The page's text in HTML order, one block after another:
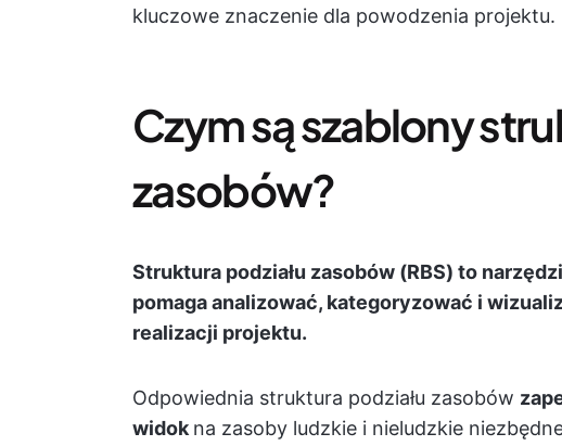
kluczowe znaczenie dla powodzenia projektu.
Czym są szablony
zasobów?
Struktura podziału zasobów (RBS) to
pomaga analizować, kategoryzować i
realizacji projektu.
Odpowiednia struktura podziału zasobów
widok na zasoby ludzkie i nieludzkie